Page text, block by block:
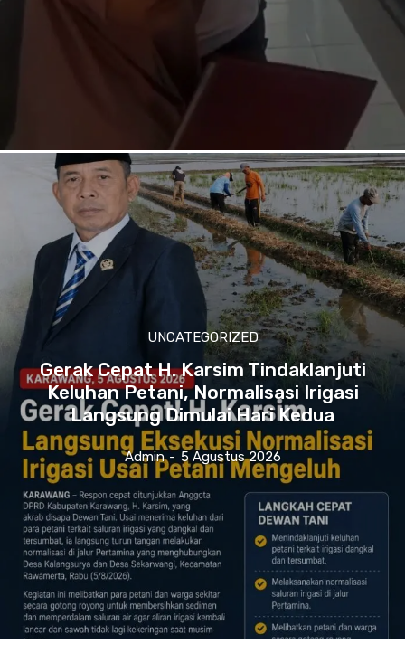
UNCATEGORIZED
Gerak Cepat H. Karsim Tindaklanjuti
Keluhan Petani, Normalisasi Irigasi
Langsung Dimulai Hari Kedua
Admin - 5 Agustus 2026